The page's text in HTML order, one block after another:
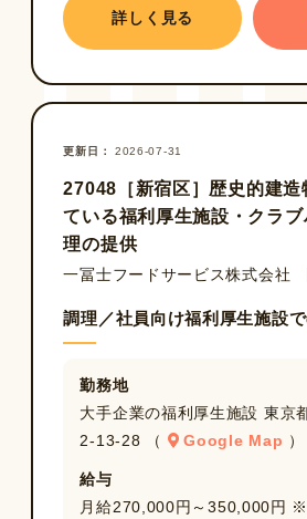
詳しく見る
更新日 2026-07-31
27048［新宿区］歴史的建造
ている福利厚生施設・クラ
理の提供
一冨士フードサービス株式会社
調理／社員向け福利厚生施設
勤務地
大手企業の福利厚生施設 東京
2-13-28 （
Google Map ）
給与
月給270,000円～350,000円